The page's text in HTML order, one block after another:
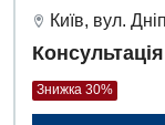
Онкологічне
Київ, вул.
Знижка 30%